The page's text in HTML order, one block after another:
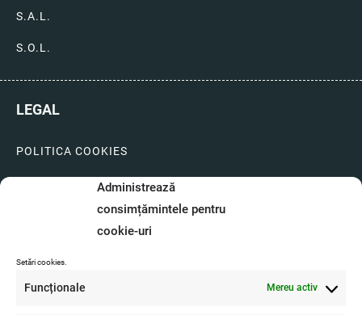
Administrează
consimțămintele pentru
cookie-uri
Setări cookies.
Funcționale Mereu activ
S.A.L.
S.O.L.
LEGAL
POLITICA COOKIES
LIVRARI SI PLATI
GARANTIE SI SERVICE